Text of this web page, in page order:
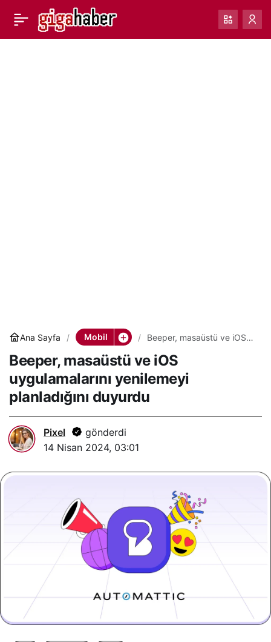
Ana Sayfa Mobil
Beeper, masaüstü ve iOS
planladığını duyurdu
Beeper, masaüstü ve iOS
uygulamalarını yenilemeyi
planladığını duyurdu
Pixel
gönderdi
14 Nisan 2024, 03:01
WhatsApp, kayıtlı kişilere Paylaş